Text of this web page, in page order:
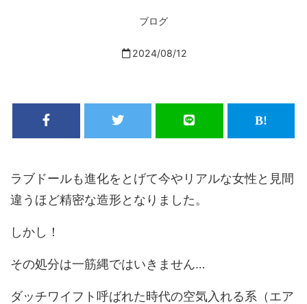
ブログ
2024/08/12
ラブドールも進化をとげて今やリアルな女性と見間
違うほど精密な造形となりました。
しかし！
その処分は一筋縄ではいきません…
ダッチワイフト呼ばれた時代の空気入れる系（エア